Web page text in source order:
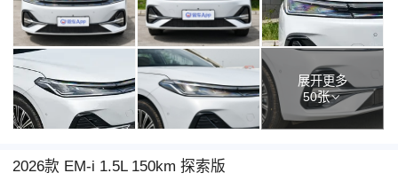
展开更多
50张
2026款 EM-i 1.5L 150km 探索版